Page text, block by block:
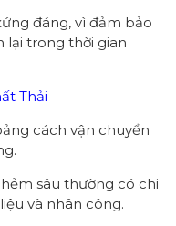
đáng, vì đảm bảo
lại trong thời gian
Thải
cách vận chuyển
sâu thường có chi
và nhân công.